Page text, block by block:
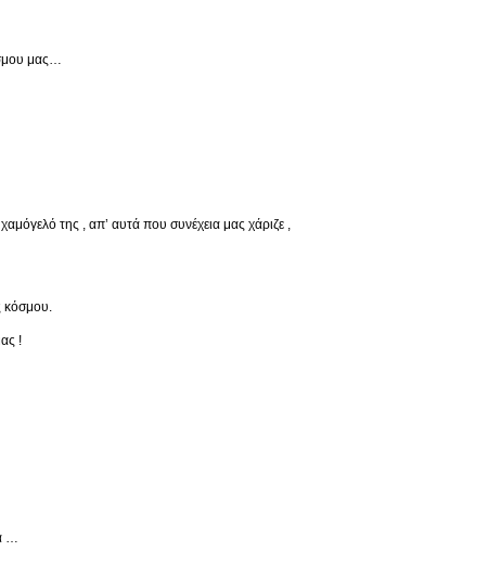
μας…
της , απ’ αυτά που συνέχεια μας χάριζε ,
κόσμου.
!
…